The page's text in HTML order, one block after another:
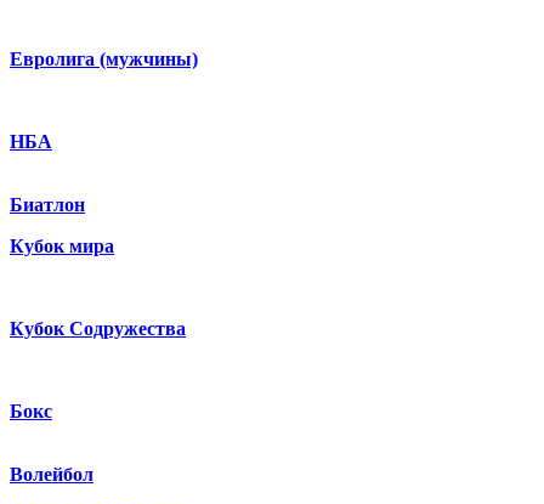
Евролига (мужчины)
НБА
Биатлон
Кубок мира
Кубок Содружества
Бокс
Волейбол